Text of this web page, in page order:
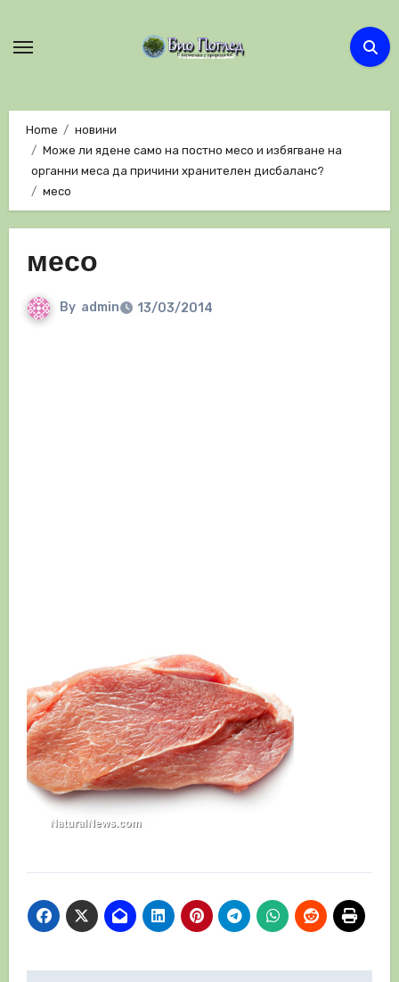
Home
новини
Може ли ядене само на постно месо и избягване на
органни меса да причини хранителен дисбаланс?
месо
месо
By admin 13/03/2014